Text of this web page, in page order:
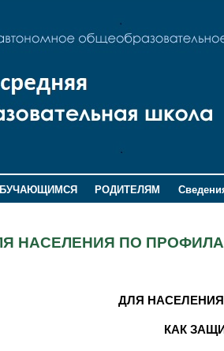
РОДИТЕЛЯМ
НАСЕЛЕНИЯ ПО
ДЛЯ
КАК